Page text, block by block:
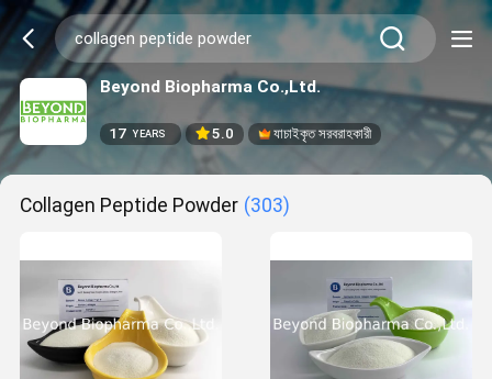
Beyond Biopharma Co.,Ltd.
17 YEARS 5.0 যাচাইকৃত সরবরাহকারী
Collagen Peptide Powder (303)